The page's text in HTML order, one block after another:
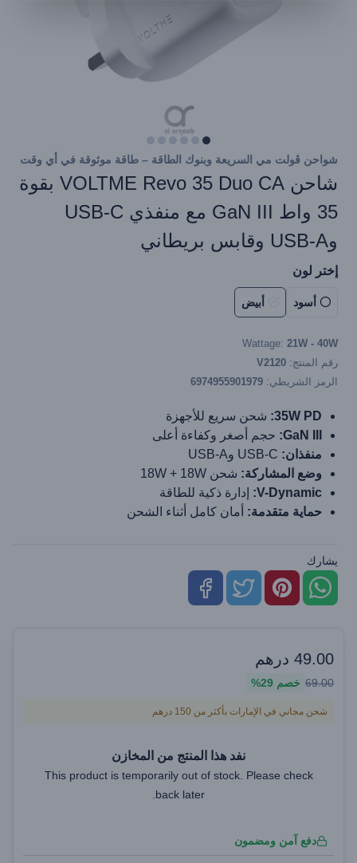
شواحن ڤولت مي السريعة وبنوك الطاقة – طاقة موثوقة في أي وقت
شاحن VOLTME Revo 35 Duo CA بقوة
35 واط GaN III مع منفذي USB-C
وUSB-A وقابس بريطاني
إختر لون
أسود أبيض
Wattage: 21W - 40W
رقم المنتج: V2120
الرمز الشريطي: 6974955901979
35W PD: شحن سريع للأجهزة
GaN III: حجم أصغر وكفاءة أعلى
منفذان:
وضع المشاركة: شحن 18W + 18W
V-Dynamic:
إدارة ذكية للطاقة
حماية متقدمة: أمان كامل أثناء الشحن
يشارك
49.00 درهم
69.00 خصم 29%
شحن مجاني في الإمارات بأكثر من 150 درهم
نفد هذا المنتج من المخازن
This product is temporarily out of stock. Please check
back later.
دفع آمن ومضمون